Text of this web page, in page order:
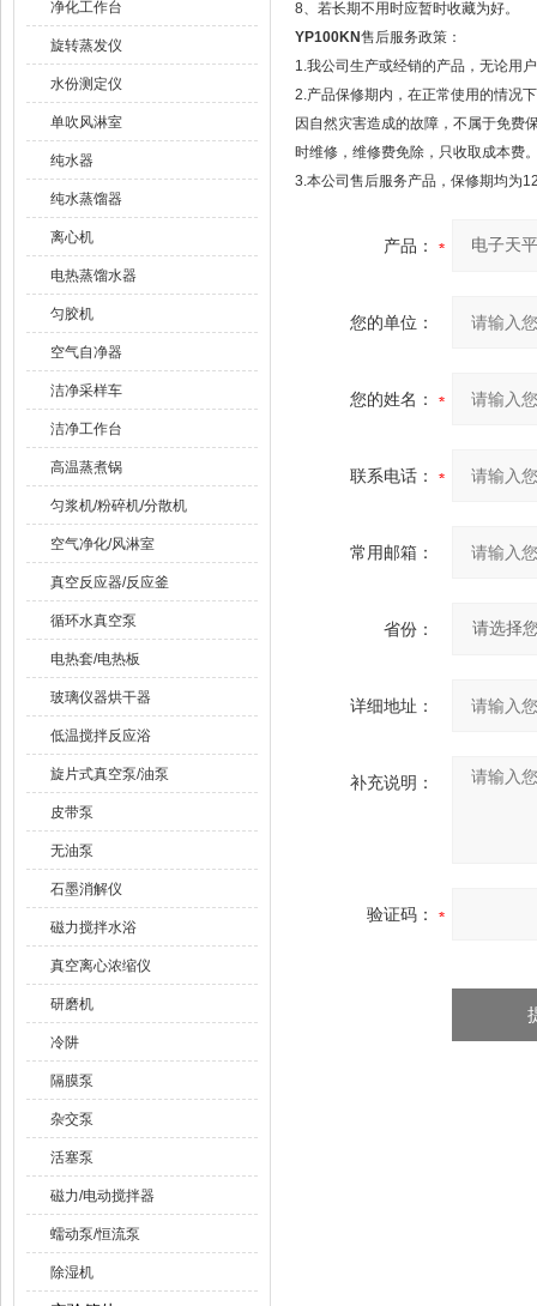
净化工作台
旋转蒸发仪
水份测定仪
单吹风淋室
纯水器
纯水蒸馏器
离心机
电热蒸馏水器
匀胶机
空气自净器
洁净采样车
洁净工作台
高温蒸煮锅
匀浆机/粉碎机/分散机
空气净化/风淋室
真空反应器/反应釜
循环水真空泵
电热套/电热板
玻璃仪器烘干器
低温搅拌反应浴
旋片式真空泵/油泵
皮带泵
无油泵
石墨消解仪
磁力搅拌水浴
真空离心浓缩仪
研磨机
冷阱
隔膜泵
杂交泵
活塞泵
磁力/电动搅拌器
蠕动泵/恒流泵
除湿机
8、若长期不用时应暂时收藏为好。
YP100KN售后服务政策：
1.我公司生产或经销的产品，无论用
2.产品保修期内，在正常使用的情况
因自然灾害造成的故障，不属于免费
时维修，维修费免除，只收取成本费
3.本公司售后服务产品，保修期均为
产品：
您的单位：
您的姓名：
联系电话：
常用邮箱：
省份：
详细地址：
补充说明：
验证码：